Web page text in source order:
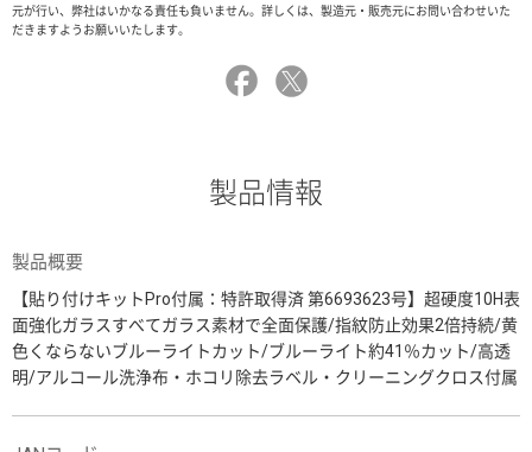
元が行い、弊社はいかなる責任も負いません。詳しくは、製造元・販売元にお問い合わせいた
だきますようお願いいたします。
製品情報
製品概要
【貼り付けキットPro付属：特許取得済 第6693623号】超硬度10H表
面強化ガラスすべてガラス素材で全面保護/指紋防止効果2倍持続/黄
色くならないブルーライトカット/ブルーライト約41％カット/高透
明/アルコール洗浄布・ホコリ除去ラベル・クリーニングクロス付属